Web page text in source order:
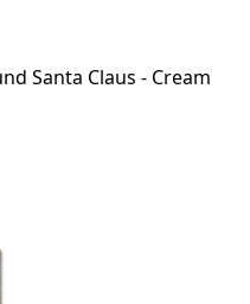
Santa Claus - Cream